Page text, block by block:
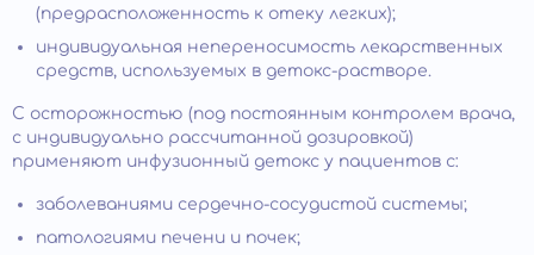
(предрасположенность к отеку легких);
индивидуальная непереносимость лекарственных
средств, используемых в детокс-растворе.
С осторожностью (под постоянным контролем врача,
с индивидуально рассчитанной дозировкой)
применяют инфузионный детокс у пациентов с:
заболеваниями сердечно-сосудистой системы;
патологиями печени и почек;